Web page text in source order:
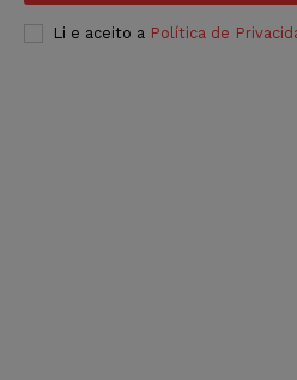
Li e aceito a Política de